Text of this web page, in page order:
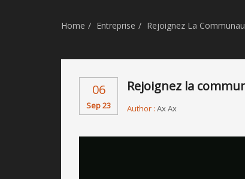
Home Entreprise Rejoignez La
06
Sep 23
Rejoignez la
Author : Ax Ax